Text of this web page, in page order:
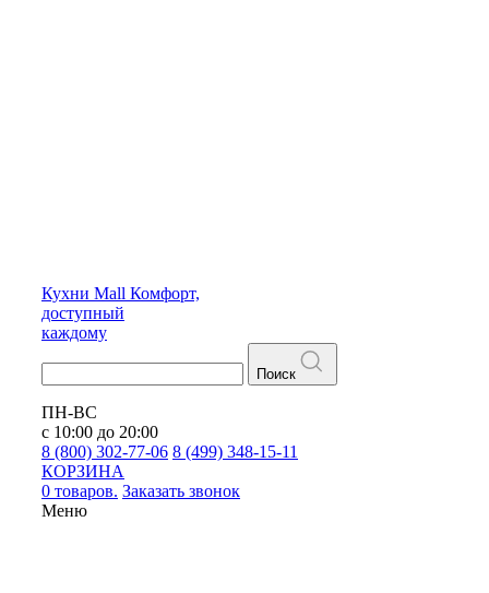
Кухни Mall Комфорт,
доступный
каждому
Поиск
ПН-ВС
с 10:00 до 20:00
8 (800) 302-77-06 8 (499) 348-15-11
КОРЗИНА
0 товаров. Заказать звонок
Меню